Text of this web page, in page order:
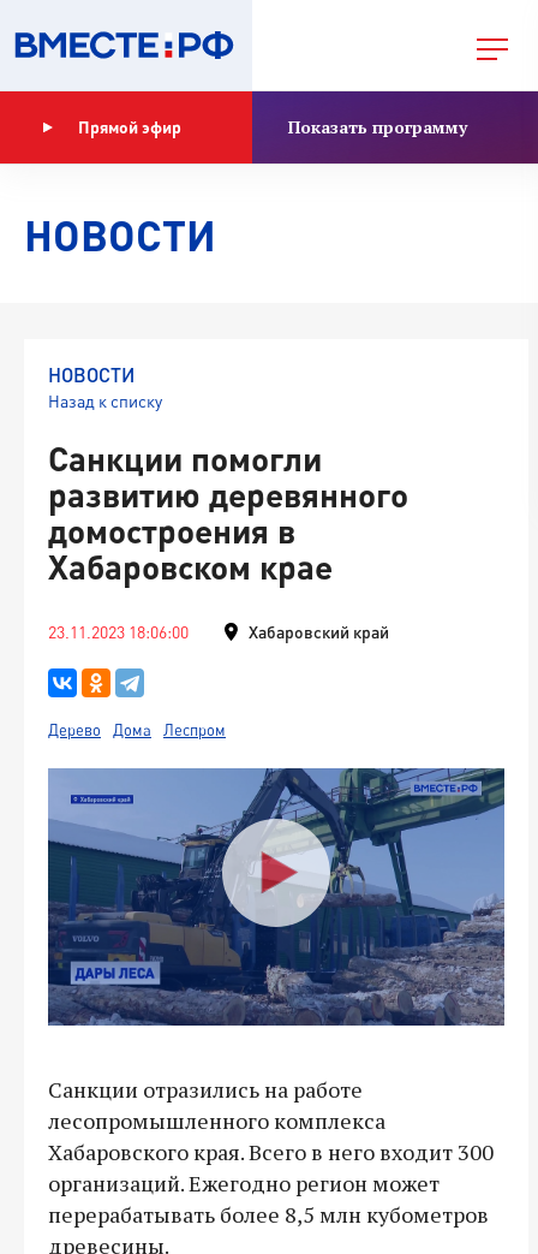
Прямой эфир Показать программу
НОВОСТИ
НОВОСТИ
Назад к списку
Санкции помогли
развитию деревянного
домостроения в
Хабаровском крае
23.11.2023 18:06:00 Хабаровский край
Дерево Дома Леспром
Санкции отразились на работе
лесопромышленного комплекса
Хабаровского края. Всего в него входит 300
организаций. Ежегодно регион может
перерабатывать более 8,5 млн кубометров
древесины.